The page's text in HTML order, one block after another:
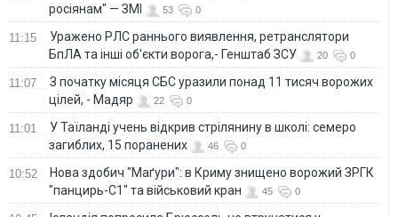
росіянам" — ЗМІ
53 0
11:15
Уражено РЛС раннього виявлення, ретранслятори
БпЛА та інші об'єкти ворога,- Генштаб ЗСУ
20 0
11:07
З початку місяця СБС уразили понад 11 тисяч ворожих
цілей, - Мадяр
22 0
11:01
У Таїланді учень відкрив стрілянину в школі: семеро
загиблих, 15 поранених
46 0
10:52
Нова здобич "Маґури": в Криму знищено ворожий ЗРГК
"панцирь-С1" та військовий кран
45 0